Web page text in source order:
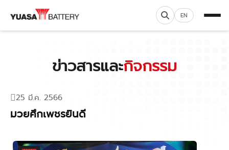
EN
ข่าวสารและกิจกรรม
25 มี.ค. 2566
มวยศึกเพชรยินดี